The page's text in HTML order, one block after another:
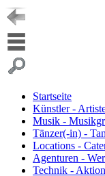
Startseite
Künstler -
Musik -
Tänzer(-in) -
Locations -
Agenturen -
Technik -